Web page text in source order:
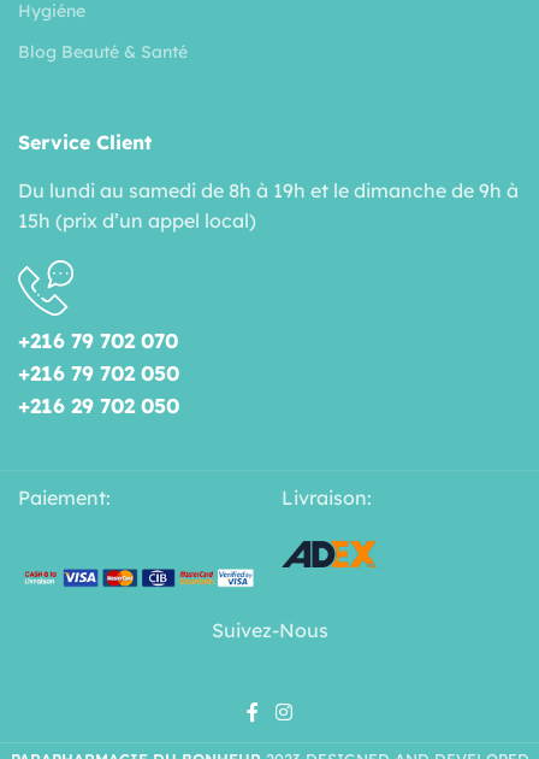
Hygiéne
Blog Beauté & Santé
Service Client
Du lundi au samedi de 8h à 19h et le dimanche de 9h à
15h (prix d’un appel local)
+216 79 702 070
+216 79 702 050
+216 29 702 050
Paiement: Livraison:
Suivez-Nous